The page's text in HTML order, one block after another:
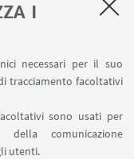
I
necessari per il suo
tracciamento facoltativi
sono usati per
della comunicazione
utenti.